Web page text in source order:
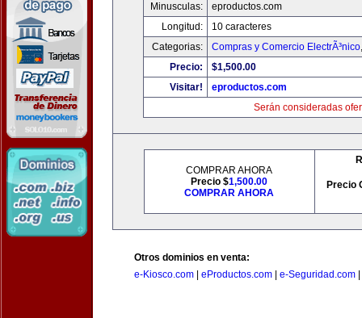
Minusculas:
eproductos.com
Longitud:
10 caracteres
Categorias:
Compras y Comercio ElectrÃ³nico
Precio:
$1,500.00
Visitar!
eproductos.com
Serán consideradas
COMPRAR AHORA
Precio $1,500.00
COMPRAR AHORA
Precio
Otros dominios en venta:
e-Kiosco.com
eProductos.com e-Seguridad.com